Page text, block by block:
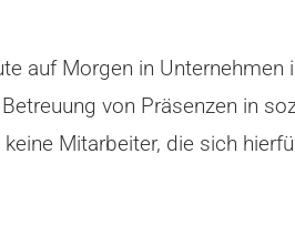
auf Morgen in
von Präsenzen in
Mitarbeiter, die sich